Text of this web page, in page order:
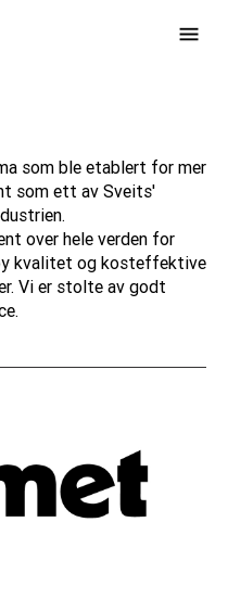
som ble etablert for mer
som ett av Sveits'
over hele verden for
kvalitet og kosteffektive
Vi er stolte av godt